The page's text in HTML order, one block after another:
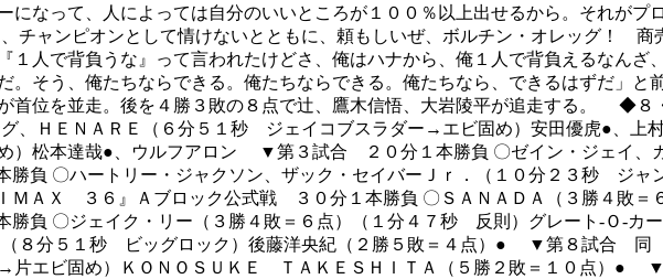
になって、人によっては自分のいいところが１００％以上出せるから。それがプ
ャンピオンとして情けないとともに、頼もしいぜ、ボルチン・オレッグ！ 商
１人で背負うな』って言われたけどさ、俺はハナから、俺１人で背負えるなんざ
。そう、俺たちならできる。俺たちならできる。俺たちなら、できるはずだ」
が首位を並走。後を４勝３敗の８点で辻、鷹木信悟、大岩陵平が追走する。
グ、ＨＥＮＡＲＥ（６分５１秒 ジェイコブスラダー→エビ固め）安田優虎●
）松本達哉●、ウルフアロン ▼第３試合 ２０分１本勝負 〇ゼイン・ジェイ、
〇ハートリー・ジャクソン、ザック・セイバーＪｒ．（１０分２３秒 ジャ
Ｘ ３６』Ａブロック公式戦 ３０分１本勝負 〇ＳＡＮＡＤＡ（３勝４敗＝
〇ジェイク・リー（３勝４敗＝６点）（１分４７秒 反則）グレート‐Ｏ‐
８分５１秒 ビッグロック）後藤洋央紀（２勝５敗＝４点）● ▼第８試合 同
片エビ固め）ＫＯＮＯＳＵＫＥ ＴＡＫＥＳＨＩＴＡ（５勝２敗＝１０点）